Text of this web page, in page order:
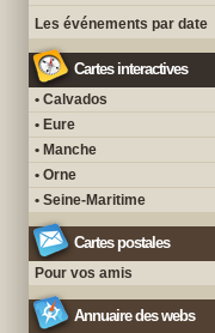
Les événements par date
Cartes interactives
• Calvados
• Eure
• Manche
• Orne
• Seine-Maritime
Cartes postales
Pour vos amis
Annuaire des webs